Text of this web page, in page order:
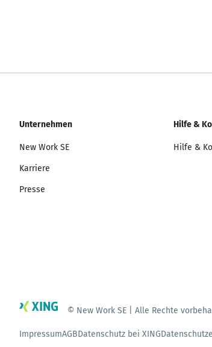
Unternehmen
New Work SE
Karriere
Presse
Hilfe &
Hilfe &
© New Work SE | Alle Rechte
ImpressumAGBDatenschutz bei XING